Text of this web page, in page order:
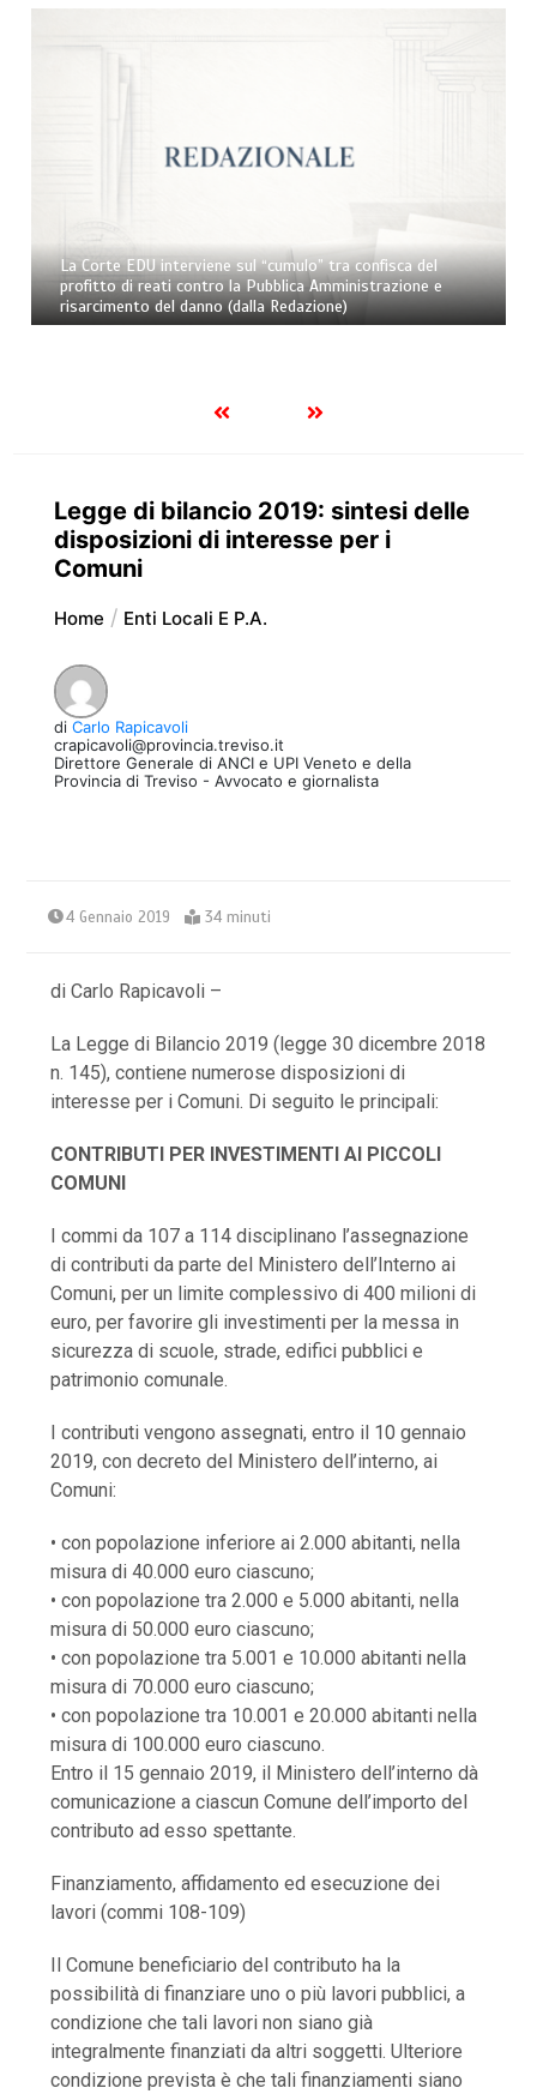
CONVEGNO: Contratto di fiume e di costa, strumento di
partecipazione e sviluppo del territorio (18 ottobre 2025)
Legge di bilancio 2019: sintesi delle
disposizioni di interesse per i
Comuni
Home Enti Locali E P.A.
di Carlo Rapicavoli
crapicavoli@provincia.treviso.it
Direttore Generale di ANCI e UPI Veneto e della
Provincia di Treviso - Avvocato e giornalista
4 Gennaio 2019 34 minuti
di Carlo Rapicavoli –
La Legge di Bilancio 2019 (legge 30 dicembre 2018
n. 145), contiene numerose disposizioni di
interesse per i Comuni. Di seguito le principali:
CONTRIBUTI PER INVESTIMENTI AI PICCOLI
COMUNI
I commi da 107 a 114 disciplinano l’assegnazione
di contributi da parte del Ministero dell’Interno ai
Comuni, per un limite complessivo di 400 milioni di
euro, per favorire gli investimenti per la messa in
sicurezza di scuole, strade, edifici pubblici e
patrimonio comunale.
I contributi vengono assegnati, entro il 10 gennaio
2019, con decreto del Ministero dell’interno, ai
Comuni:
• con popolazione inferiore ai 2.000 abitanti, nella
misura di 40.000 euro ciascuno;
• con popolazione tra 2.000 e 5.000 abitanti, nella
misura di 50.000 euro ciascuno;
• con popolazione tra 5.001 e 10.000 abitanti nella
misura di 70.000 euro ciascuno;
• con popolazione tra 10.001 e 20.000 abitanti nella
misura di 100.000 euro ciascuno.
Entro il 15 gennaio 2019, il Ministero dell’interno dà
comunicazione a ciascun Comune dell’importo del
contributo ad esso spettante.
Finanziamento, affidamento ed esecuzione dei
lavori (commi 108-109)
Il Comune beneficiario del contributo ha la
possibilità di finanziare uno o più lavori pubblici, a
condizione che tali lavori non siano già
integralmente finanziati da altri soggetti. Ulteriore
condizione prevista è che tali finanziamenti siano